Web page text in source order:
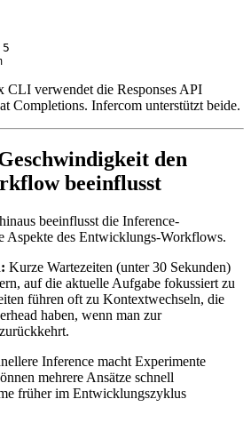
CLI verwendet die Responses API
Completions. Infercom unterstützt beide.
den
beeinflusst
beeinflusst die Inference-
Aspekte des Entwicklungs-Workflows.
Kurze Wartezeiten (unter 30 Sekunden)
auf die aktuelle Aufgabe fokussiert zu
führen oft zu Kontextwechseln, die
haben, wenn man zur
Inference macht Experimente
mehrere Ansätze schnell
früher im Entwicklungszyklus